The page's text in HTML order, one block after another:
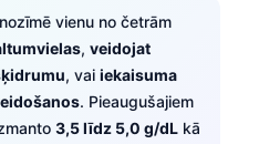
vienu no četrām
, veidojat
, vai iekaisuma
. Pieaugušajiem
3,5 līdz 5,0 g/dL kā